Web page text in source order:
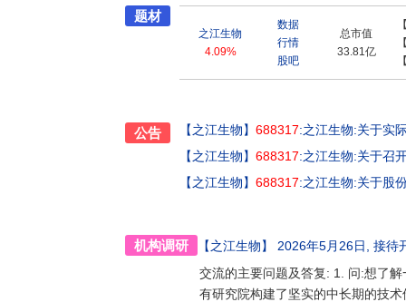
题材
之江生物
4.09%
数据
行情
股吧
总市值
33.81亿
公告 【之江生物】 688317:之江生物:关于实
【之江生物】 688317:之江生物:关于召
【之江生物】 688317:之江生物:关于股
机构调研 【之江生物】 2026年5月26日 , 接待
交流的主要问题及答复: 1. 问:想了
有研究院构建了坚实的中长期的技